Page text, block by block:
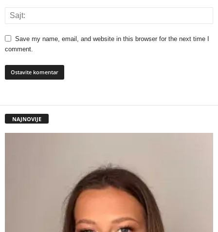
Save my name, email, and website in this browser for the next time I
comment.
NAJNOVIJE